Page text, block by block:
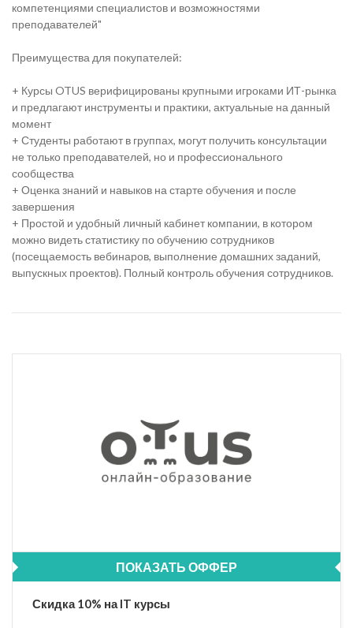
компетенциями специалистов и возможностями
преподавателей"
Преимущества для покупателей:
+ Курсы OTUS верифицированы крупными игроками ИТ-рынка
и предлагают инструменты и практики, актуальные на данный
момент
+ Студенты работают в группах, могут получить консультации
не только преподавателей, но и профессионального
сообщества
+ Оценка знаний и навыков на старте обучения и после
завершения
+ Простой и удобный личный кабинет компании, в котором
можно видеть статистику по обучению сотрудников
(посещаемость вебинаров, выполнение домашних заданий,
выпускных проектов). Полный контроль обучения сотрудников.
ПОКАЗАТЬ ОФФЕР
Скидка 10% на IT курсы